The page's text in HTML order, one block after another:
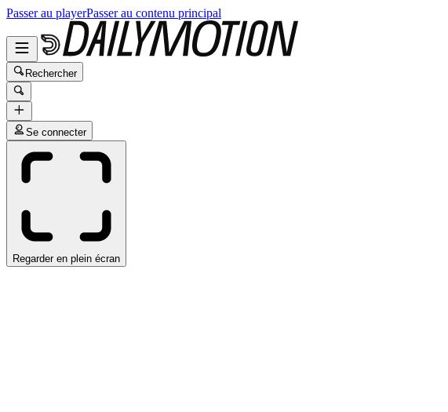
Passer au playerPasser au contenu principal
Rechercher
Se connecter
Regarder en plein écran